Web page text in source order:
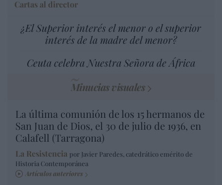
Cartas al director
¿El Superior interés el menor o el superior
interés de la madre del menor?
Ceuta celebra Nuestra Señora de África
Minucias visuales
La última comunión de los 15 hermanos de
San Juan de Dios, el 30 de julio de 1936, en
Calafell (Tarragona)
La Resistencia por Javier Paredes, catedrático emérito de
Historia Contemporánea
Artículos anteriores